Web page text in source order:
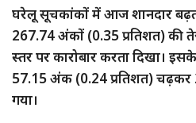
घरेलू सूचकांकों में आज शानदार
267.74 अंकों (0.35 प्रतिशत) की
स्तर पर कारोबार करता दिखा।
57.15 अंक (0.24 प्रतिशत)
गया।